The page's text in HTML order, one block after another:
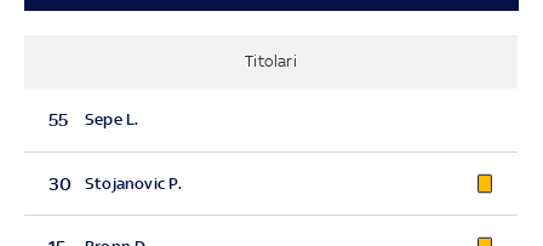
Titolari
55 Sepe L.
30 Stojanovic P.